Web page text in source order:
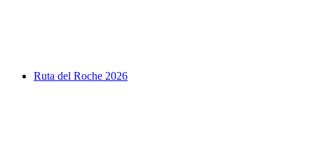
Ruta del Roche 2026